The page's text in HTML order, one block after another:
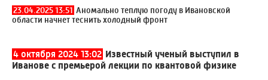
23.04.2025 13:51 Аномально теплую погоду в Ивановской
области начнет теснить холодный фронт
4 октября 2024 13:02 Известный ученый выступил в
Иванове с премьерой лекции по квантовой физике